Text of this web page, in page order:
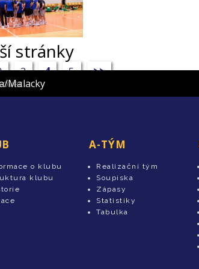
kraje
Veselí
Handball Brno
HBC Jičín
Lovosice
Zubří
Brno1921
Plzeňského kraje
Brno
Frýdek-Místek
Brno
Praha
Malacky
stránky
3 4 5 >>
o klubu
klubu
A-TÝM
Realizační tým
Soupiska
Zápasy
Statistiky
Tabulka